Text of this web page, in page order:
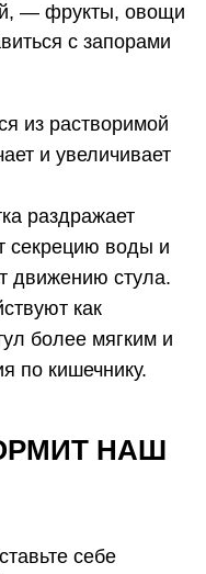
— фрукты, овощи
с запорами
из растворимой
и увеличивает
раздражает
секрецию воды и
движению стула.
как
более мягким и
по кишечнику.
НАШ
себе